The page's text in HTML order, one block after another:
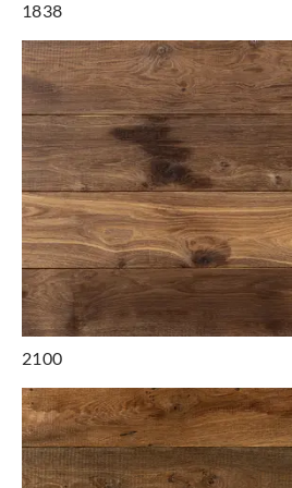
1838
2100